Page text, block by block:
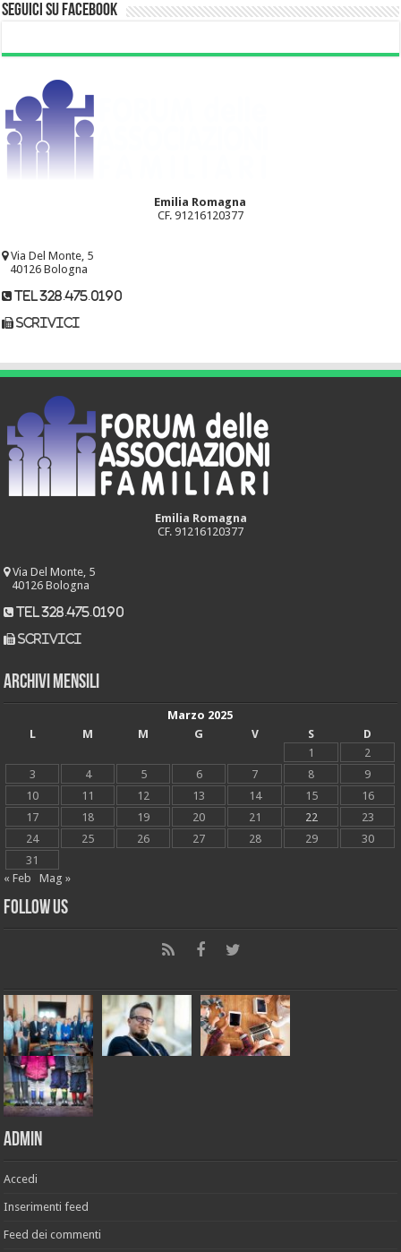
Seguici su Facebook
Emilia Romagna
CF. 91216120377
Via Del Monte, 5
40126 Bologna
tel 328.475.0190
scrivici
Emilia Romagna
CF. 91216120377
Via Del Monte, 5
40126 Bologna
tel 328.475.0190
scrivici
Archivi mensili
Marzo 2025
L
M M G V S
D
1
2
3
4 5 6 7 8
9
10
11 12 13 14 15
16
17
18 19 20 21 22
23
24
25 26 27 28 29
30
31
« Feb
Mag »
Follow Us
Admin
Accedi
Inserimenti feed
Feed dei commenti